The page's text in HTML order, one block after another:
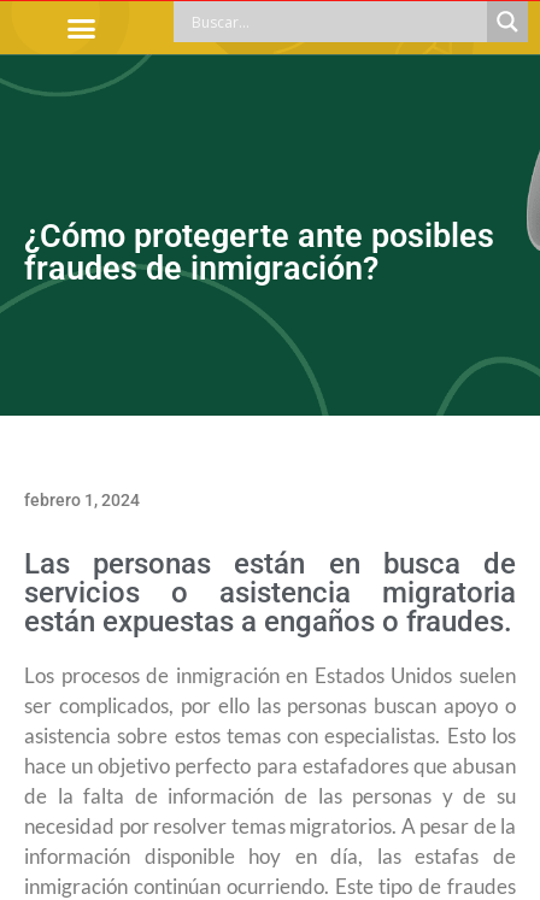
¿Cómo protegerte ante posibles
fraudes de inmigración?
febrero 1, 2024
Las personas están en busca de
servicios o asistencia migratoria
están expuestas a engaños o fraudes.
Los procesos de inmigración en Estados Unidos suelen
ser complicados, por ello las personas buscan apoyo o
asistencia sobre estos temas con especialistas. Esto los
hace un objetivo perfecto para estafadores que abusan
de la falta de información de las personas y de su
necesidad por resolver temas migratorios. A pesar de la
información disponible hoy en día, las estafas de
inmigración continúan ocurriendo. Este tipo de fraudes